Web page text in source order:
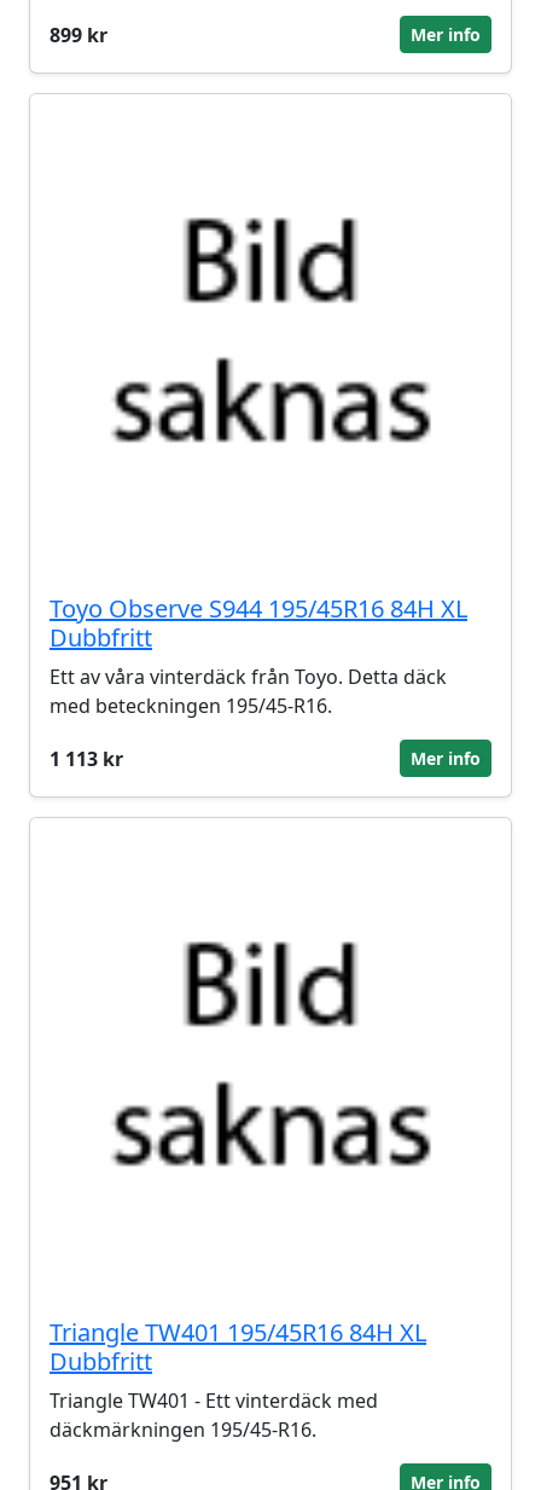
899 kr
Mer info
Toyo Observe S944 195/45R16 84H XL
Dubbfritt
Ett av våra vinterdäck från Toyo. Detta däck
med beteckningen 195/45-R16.
1 113 kr
Mer info
Triangle TW401 195/45R16 84H XL
Dubbfritt
Triangle TW401 - Ett vinterdäck med
däckmärkningen 195/45-R16.
951 kr
Mer info